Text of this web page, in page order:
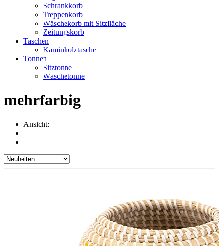
Schrankkorb
Treppenkorb
Wäschekorb mit Sitzfläche
Zeitungskorb
Taschen
Kaminholztasche
Tonnen
Sitztonne
Wäschetonne
mehrfarbig
Ansicht: